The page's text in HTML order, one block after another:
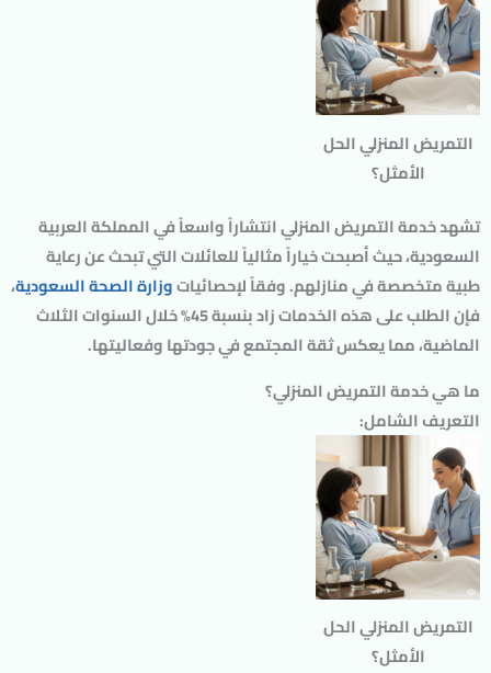
التمريض المنزلي الحل
الأمثل؟
تشهدخدمة التمريض المنزليانتشاراً واسعاً في المملكة العربية
السعودية، حيث أصبحت خياراً مثالياً للعائلات التي تبحث عن رعاية
طبية متخصصة في منازلهم. وفقاً لإحصائياتوزارة الصحة السعودية،
فإن الطلب على هذه الخدمات زاد بنسبة 45% خلال السنوات الثلاث
الماضية، مما يعكس ثقة المجتمع في جودتها وفعاليتها.
ما هي خدمة التمريض المنزلي؟
التعريف الشامل:
التمريض المنزلي الحل
الأمثل؟